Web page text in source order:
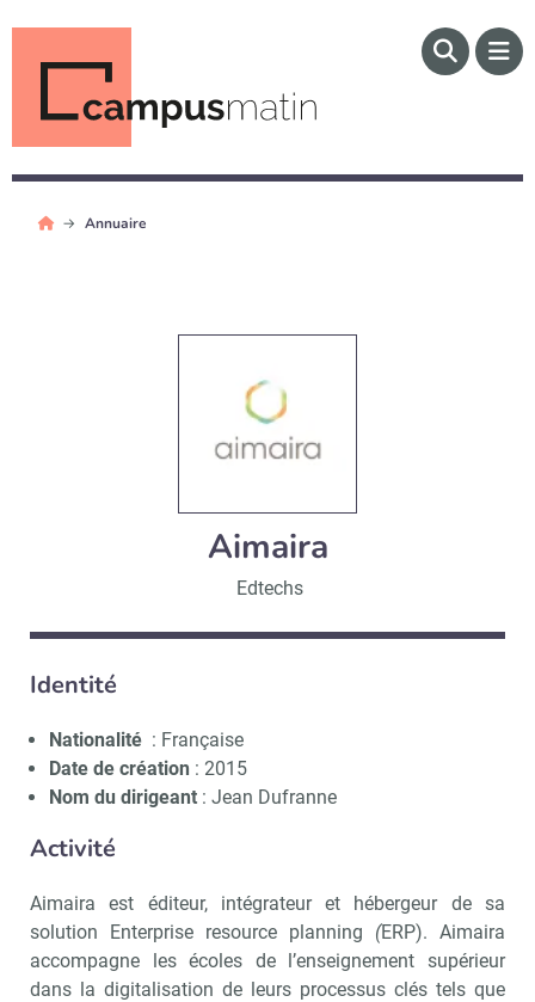
Annuaire
Aimaira
Edtechs
Identité
Nationalité : Française
Date de création : 2015
Nom du dirigeant: Jean Dufranne
Activité
Aimaira est éditeur, intégrateur et hébergeur de sa
solution Enterprise resource planning (ERP). Aimaira
accompagne les écoles de l’enseignement supérieur
dans la digitalisation de leurs processus clés tels que